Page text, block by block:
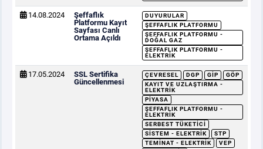
14.08.2024
Şeffaflık
Platformu Kayıt
Sayfası Canlı
Ortama Açıldı
DUYURULAR
ŞEFFAFLIK PLATFORMU
ŞEFFAFLIK PLATFORMU -
DOĞAL GAZ
ŞEFFAFLIK PLATFORMU -
ELEKTRIK
17.05.2024
SSL Sertifika
Güncellenmesi
ÇEVRESEL DGP GİP
GÖP
KAYIT VE UZLAŞTIRMA -
ELEKTRIK
PIYASA
ŞEFFAFLIK PLATFORMU -
ELEKTRIK
SERBEST TÜKETICI
SISTEM - ELEKTRIK
STP
TEMINAT - ELEKTRIK
VEP